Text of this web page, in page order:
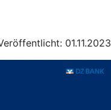
01.11.2023